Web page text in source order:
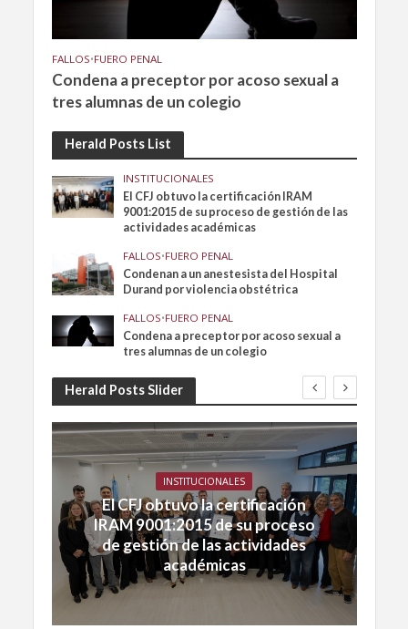
FALLOS•FUERO PENAL
Condena a preceptor por acoso sexual a
tres alumnas de un colegio
Herald Posts List
INSTITUCIONALES
El CFJ obtuvo la certificación IRAM
9001:2015 de su proceso de gestión de las
actividades académicas
FALLOS•FUERO PENAL
Condenan a un anestesista del Hospital
Durand por violencia obstétrica
FALLOS•FUERO PENAL
Condena a preceptor por acoso sexual a
tres alumnas de un colegio
Herald Posts Slider
INSTITUCIONALES
El CFJ obtuvo la certificación
IRAM 9001:2015 de su proceso
de gestión de las actividades
académicas